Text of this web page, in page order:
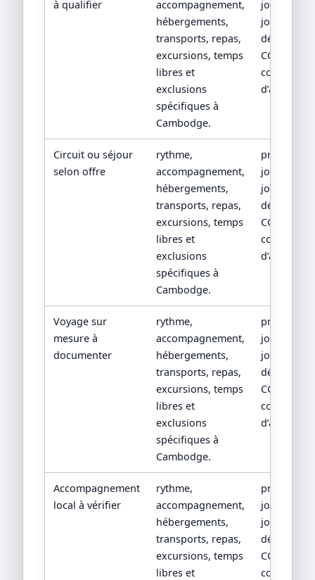
à qualifier
accompagnement,
hébergements,
transports, repas,
excursions, temps
libres et
exclusions
spécifiques à
Cambodge.
jour par
jour, devis
détaillé,
CGV/CPV et
conditions
Circuit ou séjour
selon offre
rythme,
accompagnement,
hébergements,
transports, repas,
excursions, temps
libres et
exclusions
spécifiques à
Cambodge.
jour par
jour, devis
détaillé,
CGV/CPV et
conditions
Voyage sur
mesure à
documenter
rythme,
accompagnement,
hébergements,
transports, repas,
excursions, temps
libres et
exclusions
spécifiques à
Cambodge.
jour par
jour, devis
détaillé,
CGV/CPV et
conditions
Accompagnement
local à vérifier
rythme,
accompagnement,
hébergements,
transports, repas,
excursions, temps
libres et
jour par
jour, devis
détaillé,
CGV/CPV et
conditions